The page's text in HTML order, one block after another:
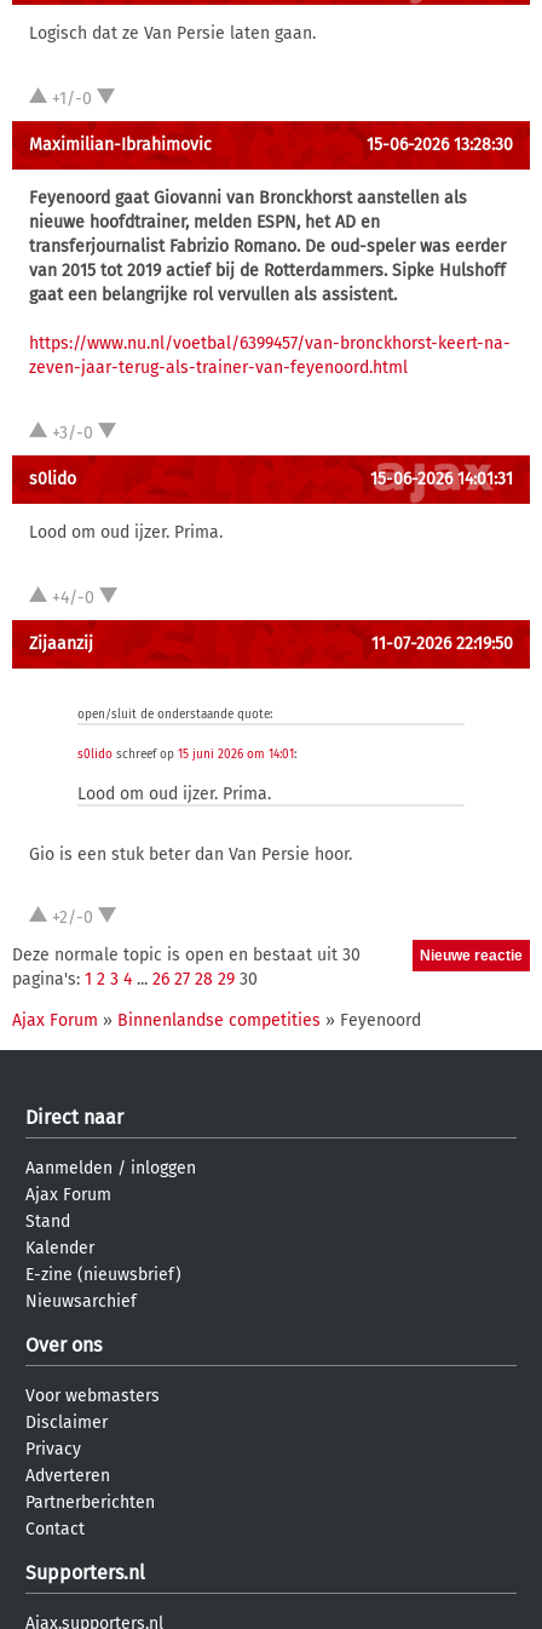
Logisch dat ze Van Persie laten gaan.
+1/-0
Maximilian-Ibrahimovic 15-06-2026 13:28:30
Feyenoord gaat Giovanni van Bronckhorst aanstellen als
nieuwe hoofdtrainer, melden ESPN, het AD en
transferjournalist Fabrizio Romano. De oud-speler was eerder
van 2015 tot 2019 actief bij de Rotterdammers. Sipke Hulshoff
gaat een belangrijke rol vervullen als assistent.
https://www.nu.nl/voetbal/6399457/van-bronckhorst-keert-na-
zeven-jaar-terug-als-trainer-van-feyenoord.html
+3/-0
s0lido 15-06-2026 14:01:31
Lood om oud ijzer. Prima.
+4/-0
Zijaanzij 11-07-2026 22:19:50
open/sluit de onderstaande quote:
s0lido schreef op 15 juni 2026 om 14:01:
Lood om oud ijzer. Prima.
Gio is een stuk beter dan Van Persie hoor.
+2/-0
Deze normale topic is open en bestaat uit 30
pagina's: 1 2 3 4 ... 26 27 28 29 30
Ajax Forum » Binnenlandse competities » Feyenoord
Direct naar
Aanmelden / inloggen
Ajax Forum
Stand
Kalender
E-zine (nieuwsbrief)
Nieuwsarchief
Over ons
Voor webmasters
Disclaimer
Privacy
Adverteren
Partnerberichten
Contact
Supporters.nl
Ajax.supporters.nl